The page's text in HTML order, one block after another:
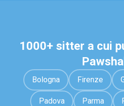
1000+ sitter a cui
Bologna Firenze
Padova Parma